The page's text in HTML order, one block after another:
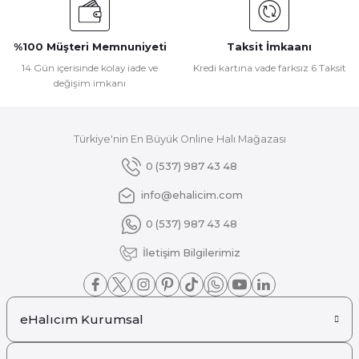
Ürün bilgilerinde hatalar bulunuyor.
Ürün fiyatı diğer sitelerden daha pahalı.
Gönder
%100 Müşteri Memnuniyeti
14 Gün içerisinde kolay iade ve
değişim imkanı
Taksit İmkaanı
Kredi kartına vade farksız 6 Taksit
Türkiye'nin En Büyük Online Halı Mağazası
0 (537) 987 43 48
info@ehalicim.com
0 (537) 987 43 48
İletişim Bilgilerimiz
eHalıcım Kurumsal